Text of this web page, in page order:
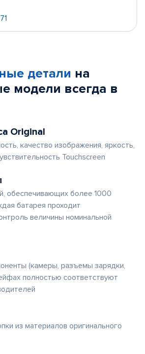
детали на
модели всегда в
Original
качество изображения, яркость,
Touchscreen
обеспечивающих более 1000
батарея проходит
величины номинальной
(камеры, разъемы зарядки,
полностью соответствуют
из материалов оригинального